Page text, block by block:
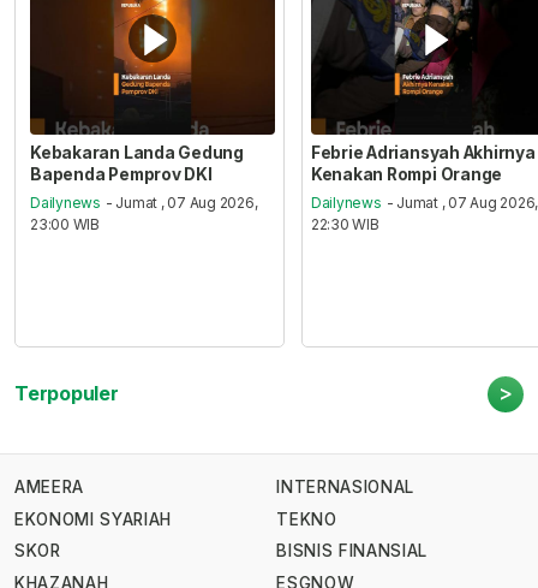
Kebakaran Landa Gedung
Bapenda Pemprov DKI
Dailynews - Jumat , 07 Aug 2026,
23:00 WIB
Febrie Adriansyah Akhirnya
Kenakan Rompi Orange
Dailynews - Jumat , 07 Aug 2026,
22:30 WIB
Terpopuler >
AMEERA
EKONOMI SYARIAH
SKOR
KHAZANAH
INTERNASIONAL
TEKNO
BISNIS FINANSIAL
ESGNOW